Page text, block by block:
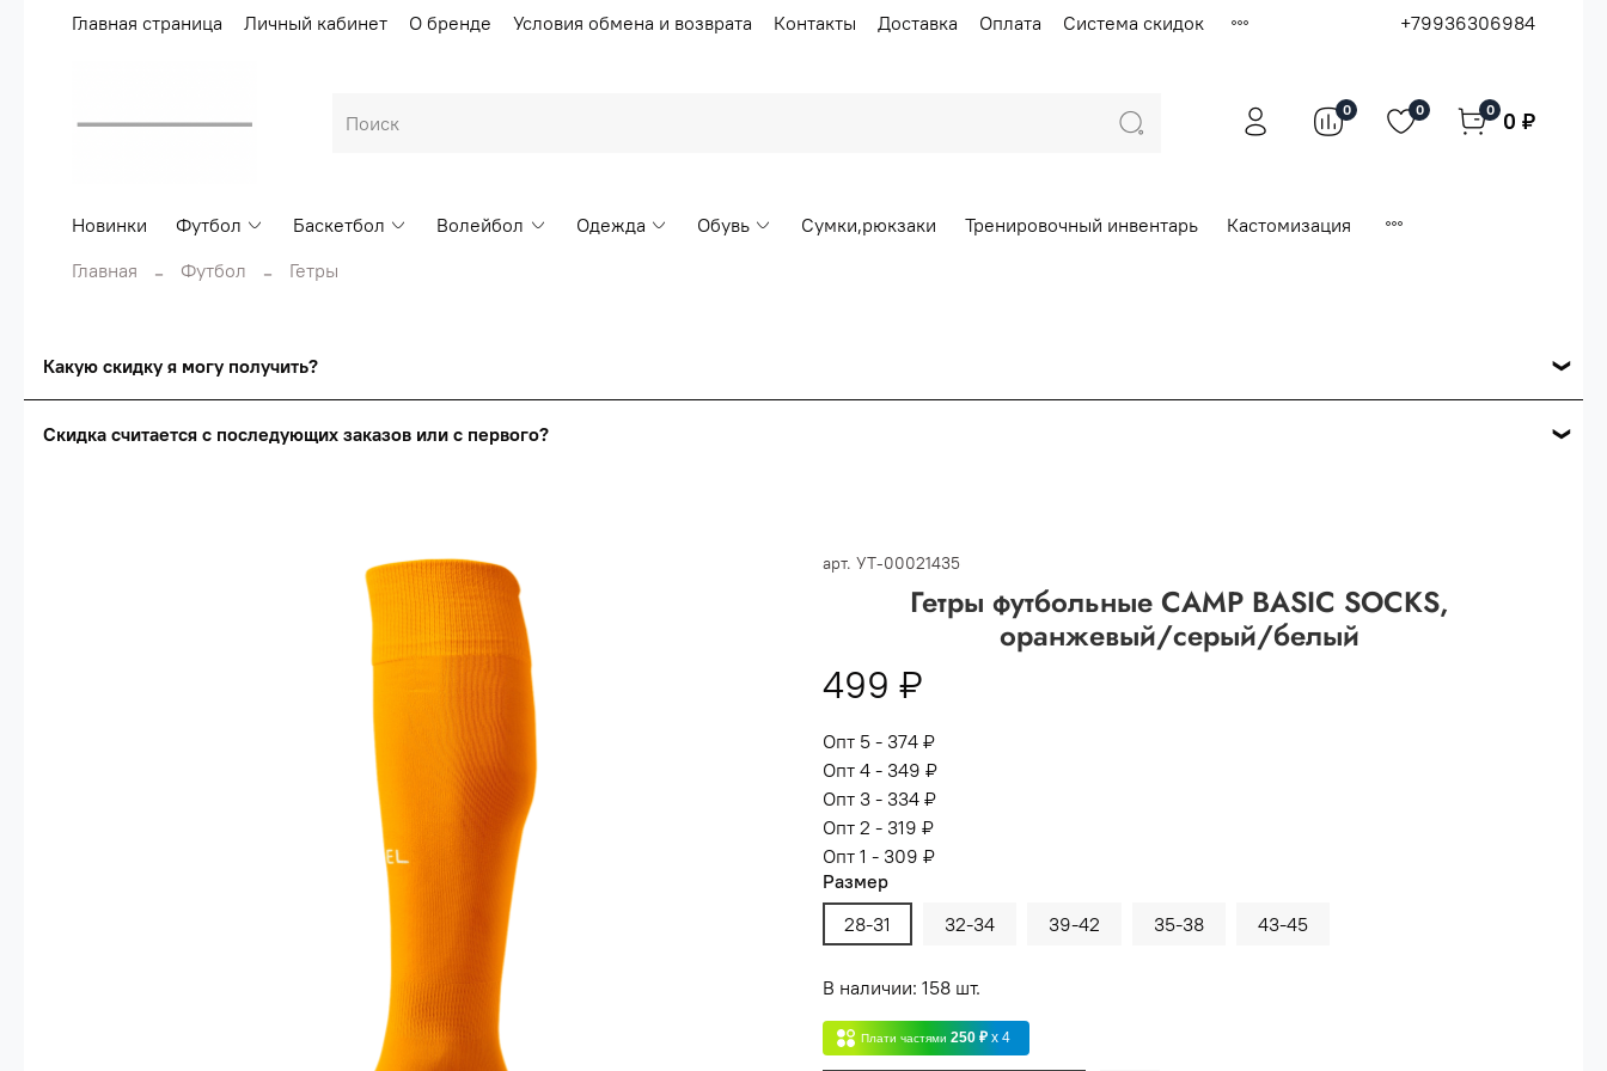
Главная страница Личный кабинет О бренде Условия обмена и возврата Контакты Доставка Оплата Система скидок +79936306984
0 0 0 0 ₽
Новинки Футбол Баскетбол Волейбол Одежда Обувь Сумки,рюкзаки Тренировочный инвентарь
Кастомизация
Главная
Футбол Гетры
Какую скидку я могу получить?
Опт 4(30%) - сумма всех заказов за 6 месяцев - 30.000 рублей.
- сумма всех заказов за 6 месяцев 80.000 рублей
Опт 2 - сумма всех заказов за 6 месяцев 200.000 рублей.
Опт 1
Скидка считается с последующих заказов или с первого?
арт. УТ-00021435
Гетры футбольные CAMP BASIC SOCKS,
оранжевый/серый/белый
499 ₽
Опт 5 - 374 ₽
Опт 4 - 349 ₽
Опт 3 - 334 ₽
Опт 2 - 319 ₽
Опт 1 - 309 ₽
Размер
28-31
32-34 39-42 35-38 43-45
В наличии: 158 шт.
Плати частями 250 ₽ x 4